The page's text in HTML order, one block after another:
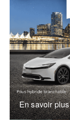
En savoir plus